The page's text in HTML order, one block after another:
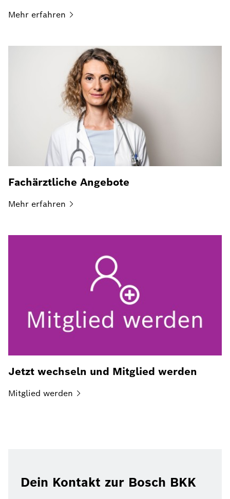
Mehr erfahren
Fachärztliche Angebote
Mehr erfahren
Jetzt wechseln und Mitglied werden
Mitglied werden
Dein Kontakt zur Bosch BKK